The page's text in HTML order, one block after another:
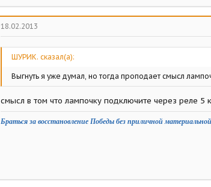
18.02.2013
ШУРИК. сказал(а):
Выгнуть я уже думал, но тогда проподает смысл
смысл в том что лампочку подключите через реле 5
Браться за восстановление Победы без приличной